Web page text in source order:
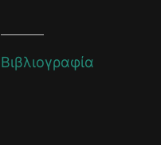
Βιβλιογραφία